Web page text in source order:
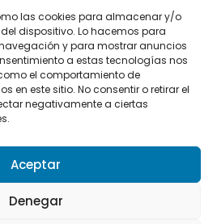
las cookies para almacenar y/o
dispositivo. Lo hacemos para
y para mostrar anuncios
a estas tecnologías nos
el comportamiento de
en este sitio. No consentir o retirar el
negativamente a ciertas
Aceptar
Denegar
Política de privacidad
de cookies